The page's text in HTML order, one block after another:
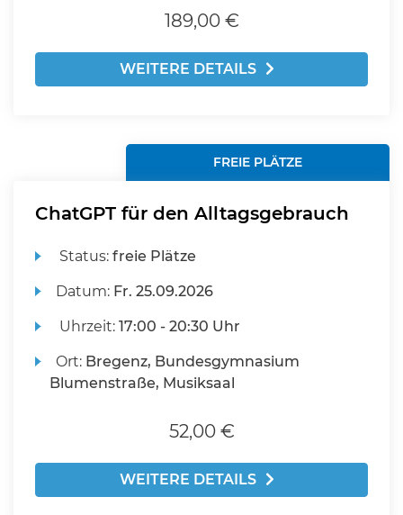
189,00 €
WEITERE DETAILS
FREIE PLÄTZE
ChatGPT für den Alltagsgebrauch
Status:freie Plätze
Datum: Fr. 25.09.2026
Uhrzeit:17:00 - 20:30 Uhr
Ort: Bregenz, Bundesgymnasium
Blumenstraße, Musiksaal
52,00 €
WEITERE DETAILS